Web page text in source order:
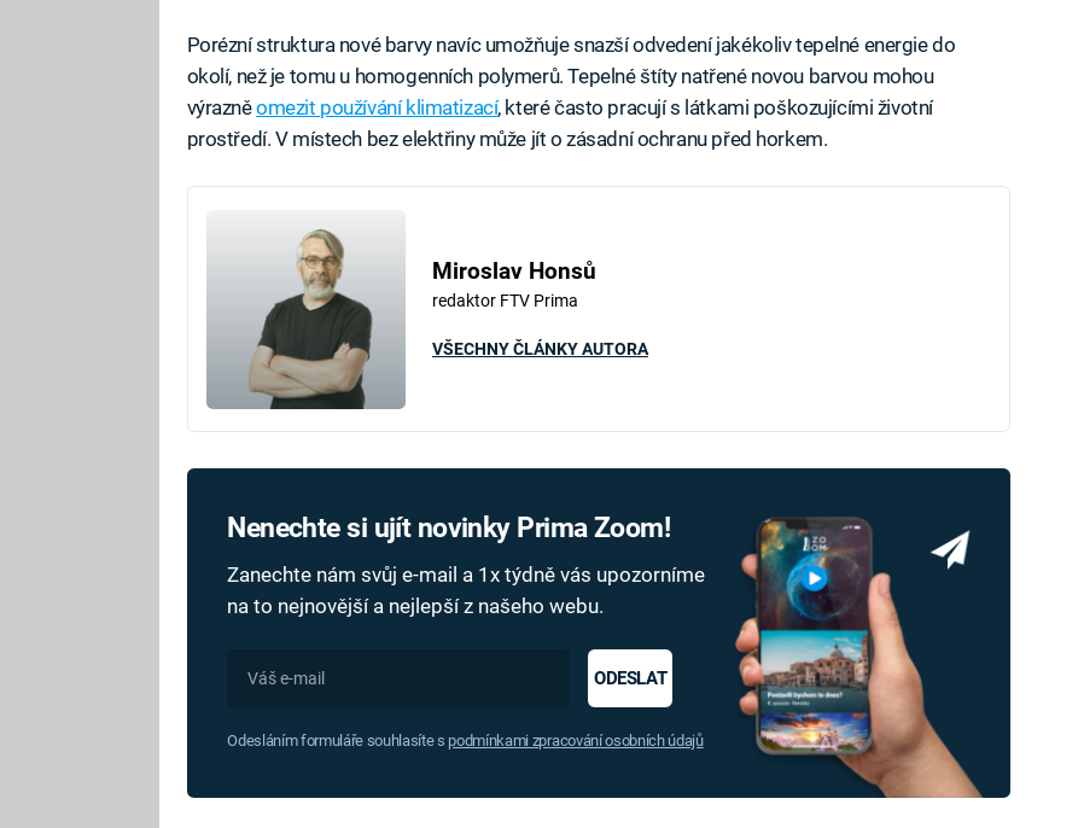
Porézní struktura nové barvy navíc umožňuje snazší odvedení jakékoliv tepelné energie do
okolí, než je tomu u homogenních polymerů. Tepelné štíty natřené novou barvou mohou
výrazněomezit používání klimatizací, které často pracují s látkami poškozujícími životní
prostředí. V místech bez elektřiny může jít o zásadní ochranu před horkem.
Miroslav Honsů
redaktor FTV Prima
VŠECHNY ČLÁNKY AUTORA
Nenechte si ujít novinky Prima Zoom!
Zanechte nám svůj e-mail a 1x týdně vás upozorníme
na to nejnovější a nejlepší z našeho webu.
ODESLAT
Odesláním formuláře souhlasíte s podmínkami zpracování osobních údajů